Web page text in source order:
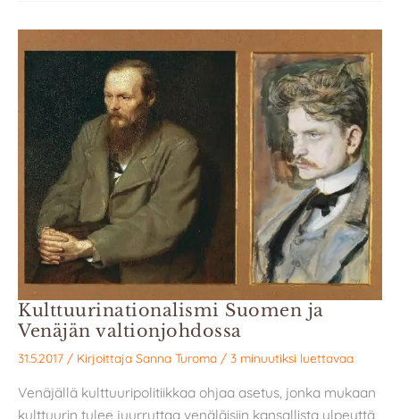
Kulttuurinationalismi Suomen ja
Venäjän valtionjohdossa
31.5.2017 / Kirjoittaja Sanna Turoma / 3 minuutiksi luettavaa
Venäjällä kulttuuripolitiikkaa ohjaa asetus, jonka mukaan
kulttuurin tulee juurruttaa venäläisiin kansallista ylpeyttä